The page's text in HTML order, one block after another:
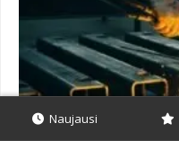
Naujausi